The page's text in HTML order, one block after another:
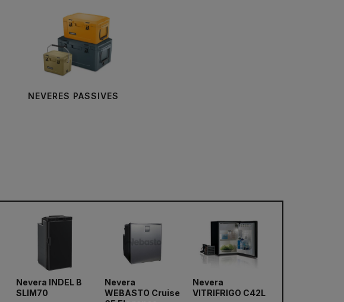
NEVERES PASSIVES
Nevera INDEL B
SLIM70
Nevera
WEBASTO Cruise
Nevera
VITRIFRIGO C42L
next